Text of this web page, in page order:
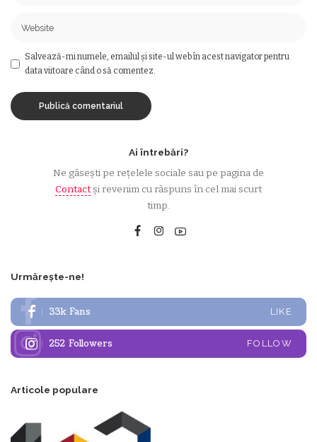
Salvează-mi numele, emailul și site-ul web în acest navigator pentru
data viitoare când o să comentez.
Ai întrebări?
Ne găsești pe rețelele sociale sau pe pagina de
Contactși revenim cu răspuns în cel mai scurt
timp.
Urmărește-ne!
33k Fans LIKE
252 Followers FOLLOW
Articole populare